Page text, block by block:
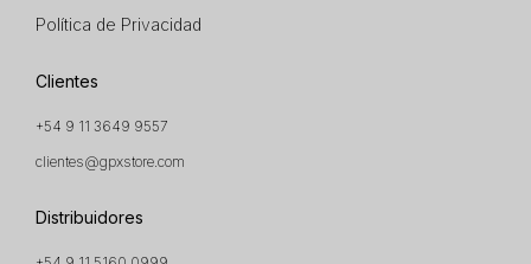
Política de Privacidad
Clientes
+54 9 11 3649 9557
clientes@gpxstore.com
Distribuidores